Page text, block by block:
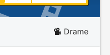
Drame